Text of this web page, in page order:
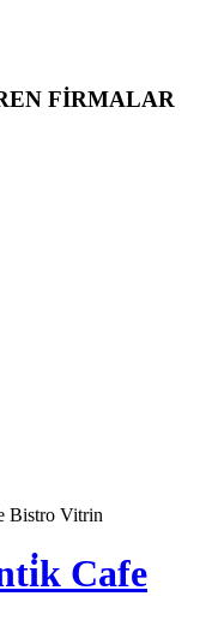
FİRMALAR
Vitrin
Cafe